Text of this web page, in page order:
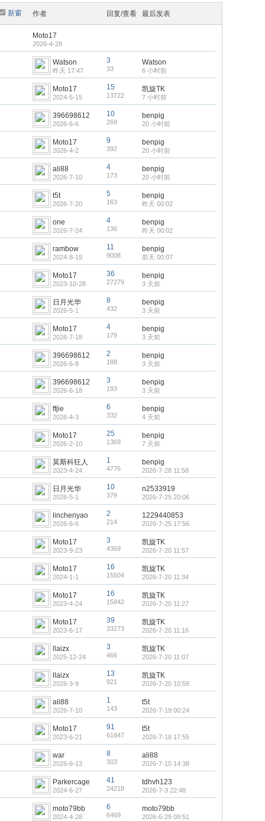
新窗 作者 回复/查看 最后发表
Moto17
2026-4-28
Watson
昨天 17:47
3
33
Watson
6 小时前
Moto17
2024-5-15
15
13722
凯旋TK
7 小时前
396698612
2026-6-6
10
269
benpig
20 小时前
Moto17
2026-4-2
9
392
benpig
20 小时前
ali88
2026-7-10
4
173
benpig
20 小时前
t5t
2026-7-20
5
163
benpig
昨天 00:02
one
2026-7-24
4
136
benpig
昨天 00:02
rambow
2024-8-19
11
9008
benpig
前天 00:07
Moto17
2023-10-28
36
27279
benpig
3 天前
日月光华
2026-5-1
8
432
benpig
3 天前
Moto17
2026-7-18
4
179
benpig
3 天前
396698612
2026-6-8
2
188
benpig
3 天前
396698612
2026-6-18
3
193
benpig
3 天前
ffjie
2026-4-3
6
332
benpig
4 天前
Moto17
2026-2-10
25
1369
benpig
7 天前
莫斯科狂人
2023-4-24
1
4776
benpig
2026-7-28 11:58
日月光华
2026-5-1
10
379
n2533919
2026-7-25 20:06
linchenyao
2026-6-6
2
214
1229440853
2026-7-25 17:56
Moto17
2023-9-23
3
4369
凯旋TK
2026-7-20 11:57
Moto17
2024-1-1
16
15504
凯旋TK
2026-7-20 11:34
Moto17
2023-4-24
16
15842
凯旋TK
2026-7-20 11:27
Moto17
2023-6-17
39
33273
凯旋TK
2026-7-20 11:16
llaizx
2025-12-24
3
466
凯旋TK
2026-7-20 11:07
llaizx
2026-3-9
13
921
凯旋TK
2026-7-20 10:59
ali88
2026-7-10
1
143
t5t
2026-7-19 00:24
Moto17
2023-6-21
91
61847
t5t
2026-7-18 17:55
war
2026-6-13
8
303
ali88
2026-7-10 14:38
Parkercage
2024-6-27
41
24218
tdhvh123
2026-7-3 22:48
moto79bb
2024-4-28
6
6469
moto79bb
2026-6-29 09:51